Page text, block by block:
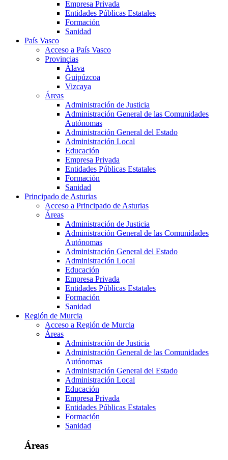
Empresa Privada
Entidades Públicas Estatales
Formación
Sanidad
País Vasco
Acceso a País Vasco
Provincias
Álava
Guipúzcoa
Vizcaya
Áreas
Administración de Justicia
Administración General de las Comunidades
Autónomas
Administración General del Estado
Administración Local
Educación
Empresa Privada
Entidades Públicas Estatales
Formación
Sanidad
Principado de Asturias
Acceso a Principado de Asturias
Áreas
Administración de Justicia
Administración General de las Comunidades
Autónomas
Administración General del Estado
Administración Local
Educación
Empresa Privada
Entidades Públicas Estatales
Formación
Sanidad
Región de Murcia
Acceso a Región de Murcia
Áreas
Administración de Justicia
Administración General de las Comunidades
Autónomas
Administración General del Estado
Administración Local
Educación
Empresa Privada
Entidades Públicas Estatales
Formación
Sanidad
Áreas